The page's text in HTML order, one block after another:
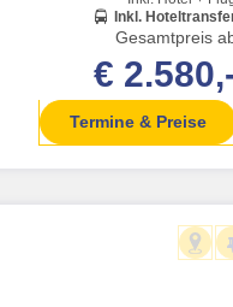
Inkl.
Gesamtpreis
€
Termine & Preise